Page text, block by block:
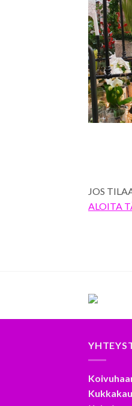
JOS
ALOITA